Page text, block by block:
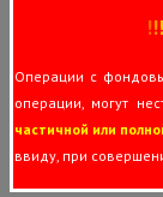
!!!
Операции с
операции, могут
частичной или
ввиду, при